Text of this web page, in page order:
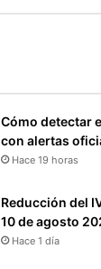
Cómo detectar
con alertas
Hace 19 horas
Reducción del
10 de agosto
Hace 1 día